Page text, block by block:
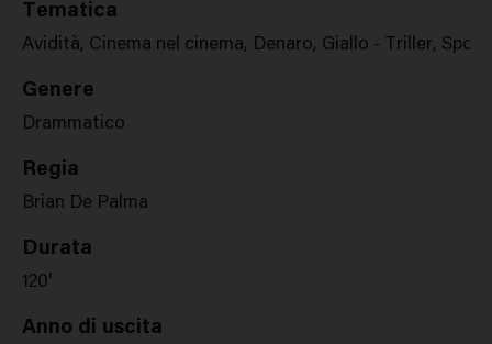
Tematica
Avidità, Cinema nel cinema, Denaro, Giallo - Triller, Sport
Genere
Drammatico
Regia
Brian De Palma
Durata
120'
Anno di uscita